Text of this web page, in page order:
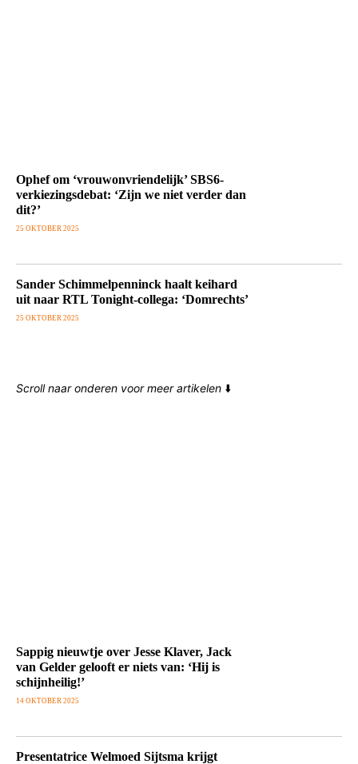
Ophef om ‘vrouwonvriendelijk’ SBS6-
verkiezingsdebat: ‘Zijn we niet verder dan
dit?’
25 OKTOBER 2025
Sander Schimmelpenninck haalt keihard
uit naar RTL Tonight-collega: ‘Domrechts’
25 OKTOBER 2025
Scroll naar onderen voor meer artikelen ⬇️
Sappig nieuwtje over Jesse Klaver, Jack
van Gelder gelooft er niets van: ‘Hij is
schijnheilig!’
14 OKTOBER 2025
Presentatrice Welmoed Sijtsma krijgt